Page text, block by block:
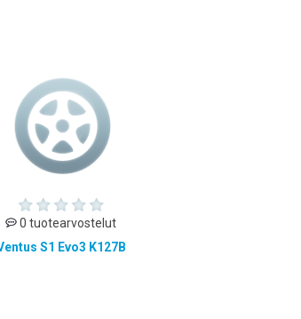
0 tuotearvostelut
S1 Evo3 K127B